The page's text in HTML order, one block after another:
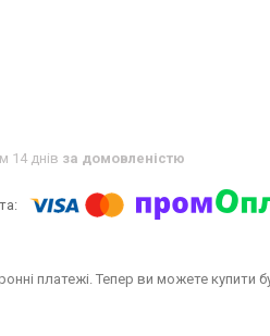
14 днів за домовленістю
платежі. Тепер ви можете купити